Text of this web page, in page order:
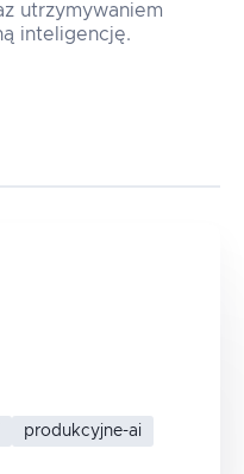
utrzymywaniem
inteligencję.
produkcyjne-ai